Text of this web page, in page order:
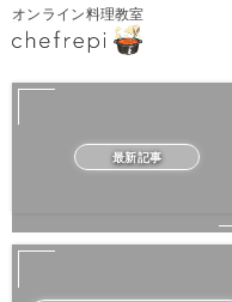
オンライン料理教室
最新記事